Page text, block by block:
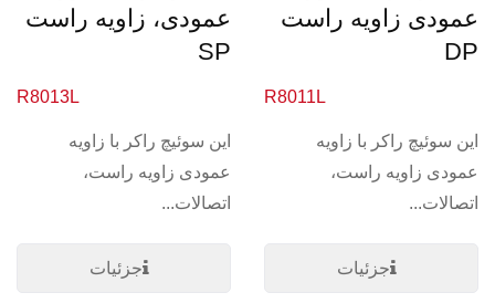
عمودی زاویه راست
DP
R8011L
این سوئیچ راکر با زاویه
عمودی زاویه راست،
اتصالات...
جزئیات
عمودی، زاویه راست
SP
R8013L
این سوئیچ راکر با زاویه
عمودی زاویه راست،
اتصالات...
جزئیات